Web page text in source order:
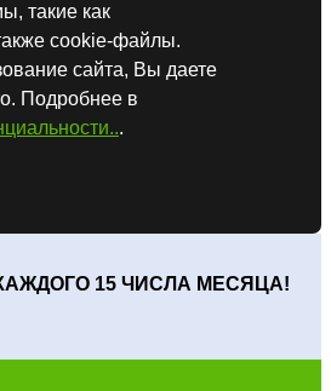
такие как
cookie-файлы.
сайта, Вы даете
Подробнее в
.
15 ЧИСЛА МЕСЯЦА!